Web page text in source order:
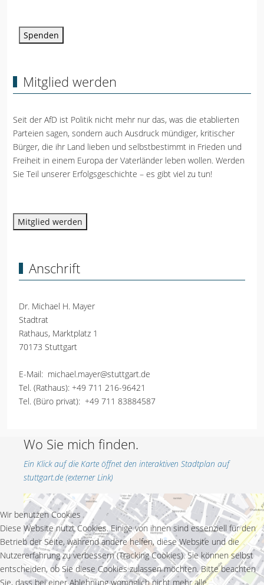
Spenden
Mitglied werden
Seit der AfD ist Politik nicht mehr nur das, was die etablierten
Parteien sagen, sondern auch Ausdruck mündiger, kritischer
Bürger, die ihr Land lieben und selbstbestimmt in Frieden und
Freiheit in einem Europa der Vaterländer leben wollen. Werden
Sie Teil unserer Erfolgsgeschichte – es gibt viel zu tun!
Mitglied werden
Anschrift
Dr. Michael H. Mayer
Stadtrat
Rathaus, Marktplatz 1
70173 Stuttgart
E-Mail: michael.mayer@stuttgart.de
Tel. (Rathaus): +49 711 216-96421
Tel. (Büro privat): +49 711 83884587
Wo Sie mich finden.
Ein Klick auf die Karte öffnet den interaktiven Stadtplan auf
stuttgart.de (externer Link)
Wir benutzen Cookies
Diese Website nutzt Cookies. Einige von ihnen sind essenziell für den
Betrieb der Seite, während andere helfen, diese Website und die
Nutzererfahrung zu verbessern (Tracking Cookies). Sie können selbst
entscheiden, ob Sie diese Cookies zulassen möchten. Bitte beachten
Sie, dass bei einer Ablehnung womöglich nicht mehr alle